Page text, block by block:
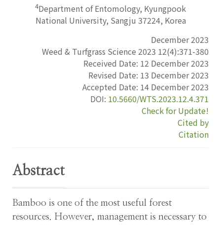
4Department of Entomology, Kyungpook
National University, Sangju 37224, Korea
December 2023
Weed & Turfgrass Science 2023 12(4):371-380
Received Date: 12 December 2023
Revised Date: 13 December 2023
Accepted Date: 14 December 2023
DOI: 10.5660/WTS.2023.12.4.371
Check for Update!
Cited by
Citation
Abstract
Bamboo is one of the most useful forest
resources. However, management is necessary to